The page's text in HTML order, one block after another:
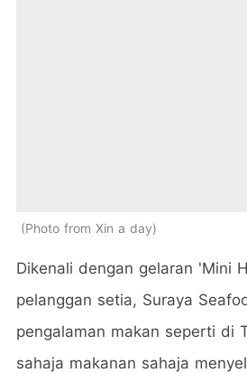
Photo from Xin a day
Dikenali dengan gelaran 'Mini
pelanggan setia, Suraya
pengalaman makan seperti di
sahaja makanan sahaja